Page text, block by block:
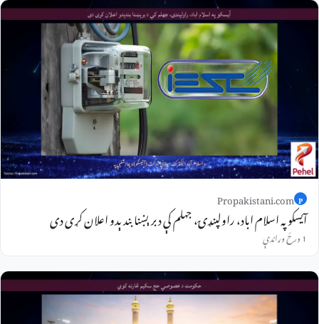
P
Propakistani.com
آیسکو په اسلام اباد، راولپنډۍ، جهلم کې د برېښنا بندېدو اعلان کړی دی
1 ورځ وړاندې